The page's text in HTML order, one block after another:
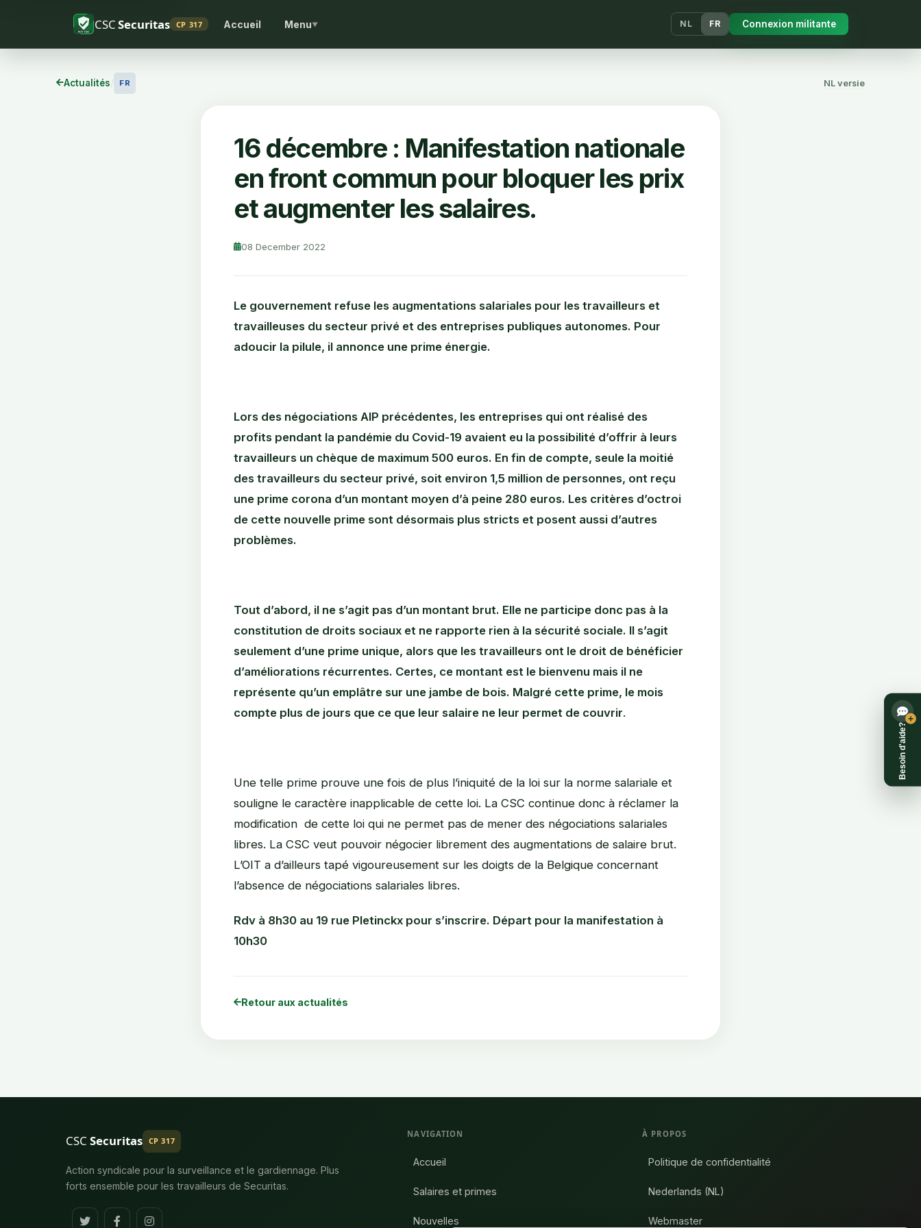
CSCSecuritas CP 317 Accueil Menu▼ NL FR Connexion militante
+
Besoin d'aide?
Actualités FR NL versie
16 décembre : Manifestation nationale
en front commun pour bloquer les prix
et augmenter les salaires.
08 December 2022
Le gouvernement refuse les augmentations salariales pour les travailleurs et
travailleuses du secteur privé et des entreprises publiques autonomes. Pour
adoucir la pilule, il annonce une prime énergie.
Lors des négociations AIP précédentes, les entreprises qui ont réalisé des
profits pendant la pandémie du Covid-19 avaient eu la possibilité d’offrir à leurs
travailleurs un chèque de maximum 500 euros. En fin de compte, seule la moitié
des travailleurs du secteur privé, soit environ 1,5 million de personnes, ont reçu
une prime corona d’un montant moyen d’à peine 280 euros. Les critères d’octroi
de cette nouvelle prime sont désormais plus stricts et posent aussi d’autres
problèmes.
Tout d’abord, il ne s’agit pas d’un montant brut. Elle ne participe donc pas à la
constitution de droits sociaux et ne rapporte rien à la sécurité sociale. Il s’agit
seulement d’une prime unique, alors que les travailleurs ont le droit de bénéficier
d’améliorations récurrentes. Certes, ce montant est le bienvenu mais il ne
représente qu’un emplâtre sur une jambe de bois. Malgré cette prime, le mois
compte plus de jours que ce que leur salaire ne leur permet de couvrir.
Une telle prime prouve une fois de plus l’iniquité de la loi sur la norme salariale et
souligne le caractère inapplicable de cette loi. La CSC continue donc à réclamer la
modification de cette loi qui ne permet pas de mener des négociations salariales
libres. La CSC veut pouvoir négocier librement des augmentations de salaire brut.
L’OIT a d’ailleurs tapé vigoureusement sur les doigts de la Belgique concernant
l’absence de négociations salariales libres.
Rdv à 8h30 au 19 rue Pletinckx pour s’inscrire. Départ pour la manifestation à
10h30
Retour aux actualités
CSC Securitas CP 317
Action syndicale pour la surveillance et le gardiennage. Plus
forts ensemble pour les travailleurs de Securitas.
NAVIGATION
Accueil
Salaires et primes
Nouvelles
À PROPOS
Politique de confidentialité
Nederlands (NL)
Webmaster